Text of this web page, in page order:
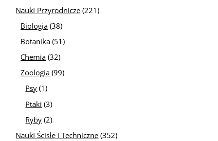
Nauki Przyrodnicze (221)
Biologia (38)
Botanika (51)
Chemia (32)
Zoologia (99)
Psy (1)
Ptaki (3)
Ryby (2)
Nauki Ścisłe i Techniczne (352)